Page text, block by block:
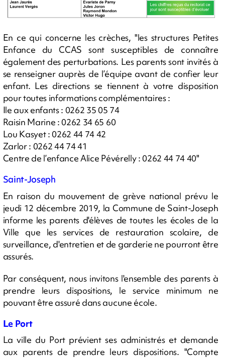
En ce qui concerne les crèches, "les structures Petites
Enfance du CCAS sont susceptibles de connaître
également des perturbations. Les parents sont invités à
se renseigner auprès de l’équipe avant de confier leur
enfant. Les directions se tiennent à votre disposition
pour toutes informations complémentaires :
Ile aux enfants : 0262 35 05 74
Raisin Marine : 0262 34 65 60
Lou Kasyet : 0262 44 74 42
Zarlor : 0262 44 74 41
Centre de l’enfance Alice Pévérelly : 0262 44 74 40"
Saint-Joseph
En raison du mouvement de grève national prévu le
jeudi 12 décembre 2019, la Commune de Saint-Joseph
informe les parents d'élèves de toutes les écoles de la
Ville que les services de restauration scolaire, de
surveillance, d'entretien et de garderie ne pourront être
assurés.
Par conséquent, nous invitons l'ensemble des parents à
prendre leurs dispositions, le service minimum ne
pouvant être assuré dans aucune école.
Le Port
La ville du Port prévient ses administrés et demande
aux parents de prendre leurs dispositions. "Compte